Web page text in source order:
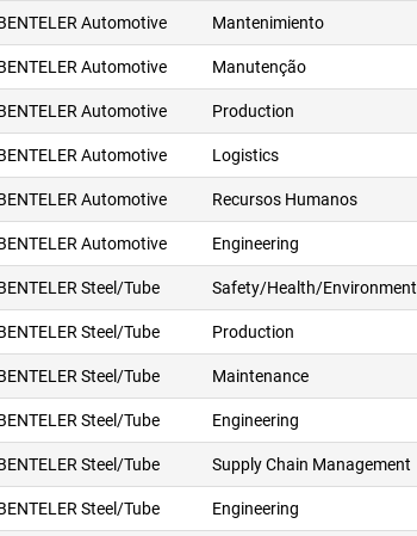
Automotive Mantenimiento
Automotive Manutenção
Automotive Production
Automotive Logistics
Automotive Recursos Humanos
Automotive Engineering
Steel/Tube Safety/Health/Environment
Steel/Tube Production
Steel/Tube Maintenance
Steel/Tube Engineering
Steel/Tube Supply Chain Management
Steel/Tube Engineering